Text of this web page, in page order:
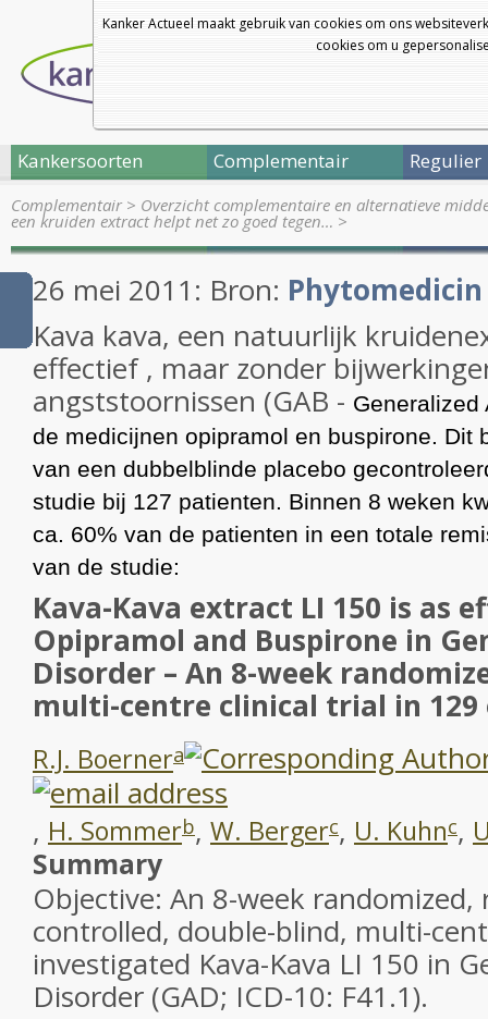
Kanker Actueel maakt gebruik van cookies om ons
cookies om u
Kankersoorten Complementair Regulier
Complementair> Overzicht complementaire en alternatieve
een kruiden extract helpt net zo goed tegen… >
26 mei 2011: Bron: Phytomedicin
Kava kava, een natuurlijk
effectief , maar zonder
angststoornissen (GAB - Generalized
de medicijnen opipramol en buspirone. Dit
van een dubbelblinde placebo
studie bij 127 patienten. Binnen 8 weken
ca. 60% van de patienten in een totale
van de studie:
Kava-Kava extract LI 150 is as
Opipramol and Buspirone in
Disorder – An 8-week
multi-centre clinical trial in
R.J. Boernera
, H. Sommerb, W. Bergerc, U. Kuhnc,
Summary
Objective: An 8-week randomized,
controlled, double-blind, multi-
investigated Kava-Kava LI 150 in
Disorder (GAD; ICD-10: F41.1).